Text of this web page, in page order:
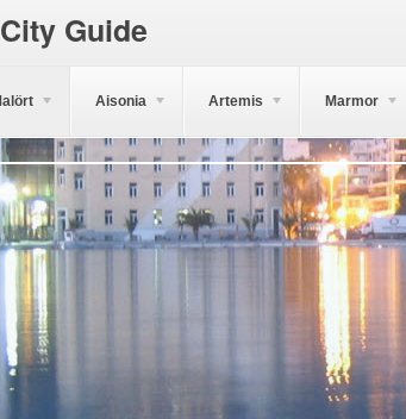
City Guide
Aisonia Artemis Marmor